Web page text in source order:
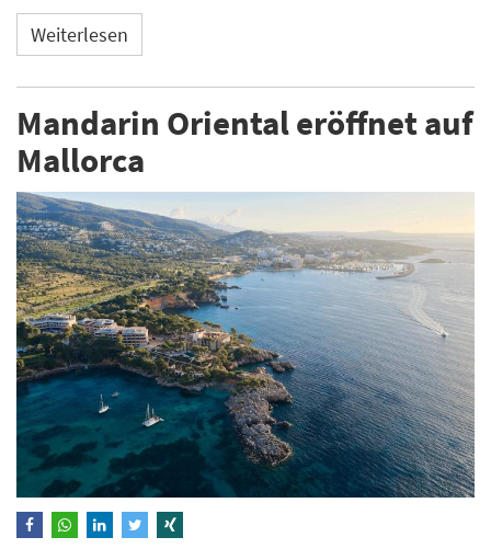
Weiterlesen
Mandarin Oriental eröffnet auf
Mallorca